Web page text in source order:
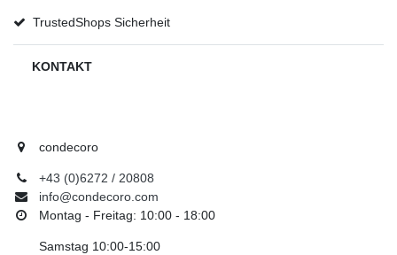
TrustedShops Sicherheit
KONTAKT
condecoro
+43 (0)6272 / 20808
info@condecoro.com
Montag - Freitag: 10:00 - 18:00
Samstag 10:00-15:00